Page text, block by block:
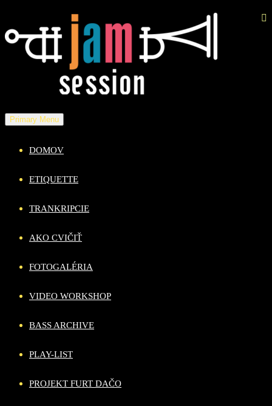
to
content
Primary Menu
DOMOV
ETIQUETTE
TRANKRIPCIE
AKO CVIČIŤ
FOTOGALÉRIA
VIDEO WORKSHOP
BASS ARCHIVE
PLAY-LIST
PROJEKT FURT DAČO